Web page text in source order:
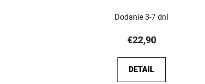
Dodanie 3-7 dní
€22,90
DETAIL